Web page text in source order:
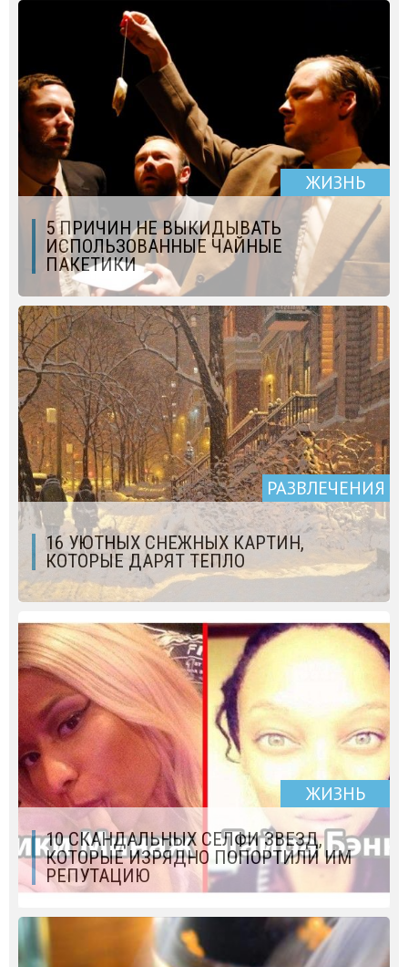
ЖИЗНЬ
5 ПРИЧИН НЕ ВЫКИДЫВАТЬ
ИСПОЛЬЗОВАННЫЕ ЧАЙНЫЕ
ПАКЕТИКИ
РАЗВЛЕЧЕНИЯ
16 УЮТНЫХ СНЕЖНЫХ КАРТИН,
КОТОРЫЕ ДАРЯТ ТЕПЛО
ЖИЗНЬ
10 СКАНДАЛЬНЫХ СЕЛФИ ЗВЕЗД,
КОТОРЫЕ ИЗРЯДНО ПОПОРТИЛИ ИМ
РЕПУТАЦИЮ